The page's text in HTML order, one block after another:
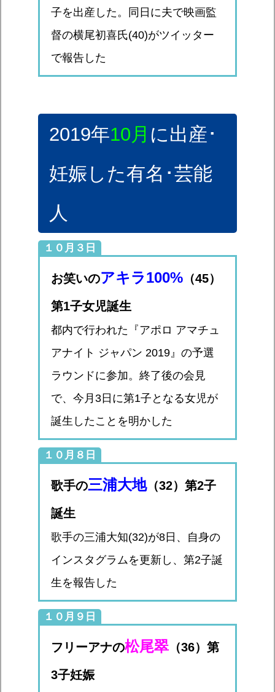
子を出産した。同日に夫で映画監
督の横尾初喜氏(40)がツイッター
で報告した
2019年10月 に出産･
妊娠した有名･芸能
人
１０月３日
お笑いのアキラ100% （45）
第1子女児誕生
都内で行われた『アポロ アマチュ
アナイト ジャパン 2019』の予選
ラウンドに参加。終了後の会見
で、今月3日に第1子となる女児が
誕生したことを明かした
１０月８日
歌手の三浦大地（32）第2子
誕生
歌手の三浦大知(32)が8日、自身の
インスタグラムを更新し、第2子誕
生を報告した
１０月９日
フリーアナの松尾翠 （36）第
3子妊娠